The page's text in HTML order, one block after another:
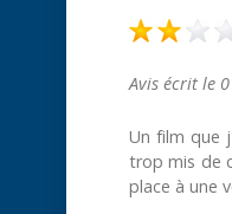
Avis écrit le
Un film que
trop mis de
place à une